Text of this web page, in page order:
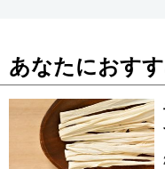
あなたにおす